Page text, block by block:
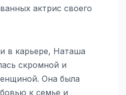
актрис своего
в карьере, Наташа
скромной и
Она была
к семье и